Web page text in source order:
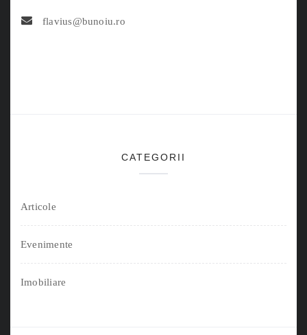
flavius@bunoiu.ro
CATEGORII
Articole
Evenimente
Imobiliare